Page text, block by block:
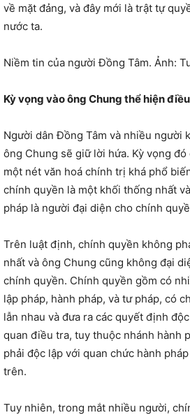
về mặt đảng, và đây mới là trật tự
nước ta.
Niềm tin của người Đồng Tâm. Ảnh:
Kỳ vọng vào ông Chung thể hiện
Người dân Đồng Tâm và nhiều người
ông Chung sẽ giữ lời hứa. Kỳ vọng
một nét văn hoá chính trị khá phổ
chính quyền là một khối thống nhất
pháp là người đại diện cho chính
Trên luật định, chính quyền không
nhất và ông Chung cũng không đại
chính quyền. Chính quyền gồm có
lập pháp, hành pháp, và tư pháp, có
lẫn nhau và đưa ra các quyết định
quan điều tra, tuy thuộc nhánh hành
phải độc lập với quan chức hành
trên.
Tuy nhiên, trong mắt nhiều người,